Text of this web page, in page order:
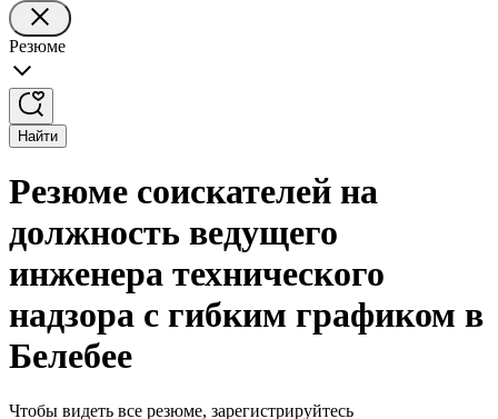
Резюме
Найти
Резюме соискателей на
должность ведущего
инженера технического
надзора с гибким графиком в
Белебее
Чтобы видеть все резюме, зарегистрируйтесь